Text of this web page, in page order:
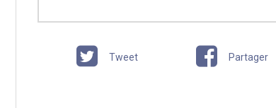
Tweet Partager